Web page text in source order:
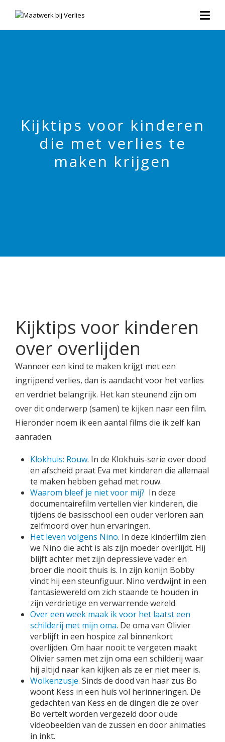
Kijktips voor kinderen
die met verlies te
maken krijgen
Kijktips voor kinderen
over overlijden
Wanneer een kind te maken krijgt met een
ingrijpend verlies, dan is aandacht voor het verlies
en verdriet belangrijk. Het kan steunend zijn om
over dit onderwerp (samen) te kijken naar een film.
Hieronder noem ik een aantal films die ik zelf kan
aanraden.
Klokhuis: Rouw. In de Klokhuis-serie over dood
en afscheid praat Eva met kinderen die allemaal
te maken hebben gehad met rouw.
Waarom bleef je niet voor mij? In deze
documentairefilm vertellen vier kinderen, die
tijdens de basisschool een ouder verloren aan
zelfmoord over hun ervaringen.
Het leven volgens Nino. In deze kinderfilm zien
we Nino die acht is als zijn moeder overlijdt. Hij
blijft achter met zijn depressieve vader en
broer die nooit thuis is. In zijn konijn Bobby
vindt hij een steunfiguur. Nino verdwijnt in een
fantasiewereld om zich staande te houden in
zijn verdrietige en verwarrende wereld.
Over een week maak ik voor het laatst een
schilderij met mijn oma. De oma van Olivier
verblijft in een hospice zal binnenkort
overlijden. Om haar nooit te vergeten maakt
Olivier samen met zijn oma een schilderij waar
hij altijd naar kan kijken als ze er niet meer is.
Wolkenzusje. Sinds de dood van haar zus Bo
woont Kess in een huis vol herinneringen. De
gedachten van Kess en de dingen die ze over
Bo vertelt worden vergezeld door oude
videobeelden van de zussen en door animaties
in inkt.